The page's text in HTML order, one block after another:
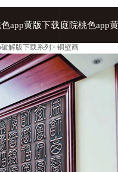
app黄版下载庭院桃色app
破解版下载系列 > 铜壁画